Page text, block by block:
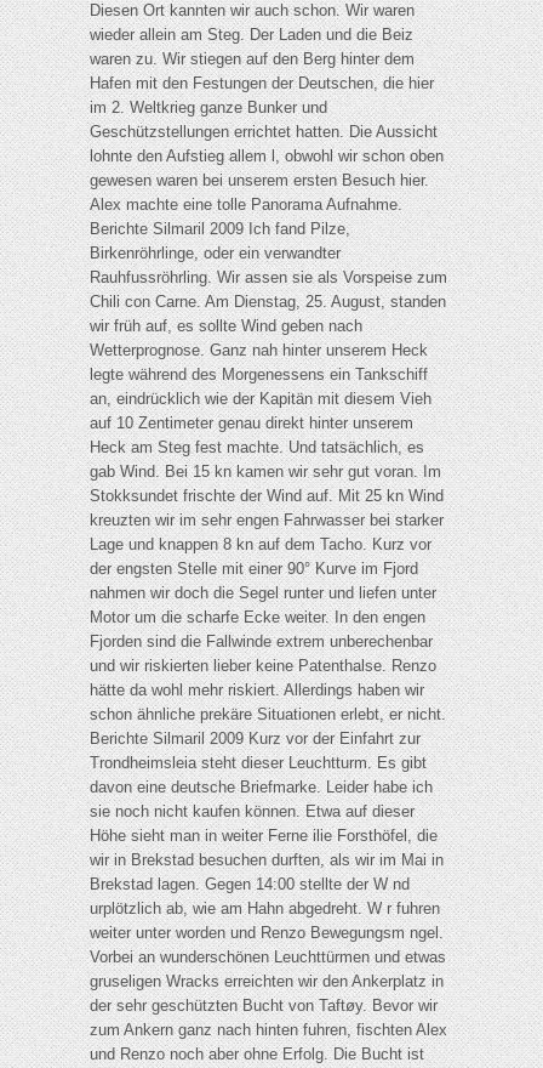
Diesen Ort kannten wir auch schon. Wir waren
wieder allein am Steg. Der Laden und die Beiz
waren zu. Wir stiegen auf den Berg hinter dem
Hafen mit den Festungen der Deutschen, die hier
im 2. Weltkrieg ganze Bunker und
Geschützstellungen errichtet hatten. Die Aussicht
lohnte den Aufstieg allem l, obwohl wir schon oben
gewesen waren bei unserem ersten Besuch hier.
Alex machte eine tolle Panorama Aufnahme.
Berichte Silmaril 2009 Ich fand Pilze,
Birkenröhrlinge, oder ein verwandter
Rauhfussröhrling. Wir assen sie als Vorspeise zum
Chili con Carne. Am Dienstag, 25. August, standen
wir früh auf, es sollte Wind geben nach
Wetterprognose. Ganz nah hinter unserem Heck
legte während des Morgenessens ein Tankschiff
an, eindrücklich wie der Kapitän mit diesem Vieh
auf 10 Zentimeter genau direkt hinter unserem
Heck am Steg fest machte. Und tatsächlich, es
gab Wind. Bei 15 kn kamen wir sehr gut voran. Im
Stokksundet frischte der Wind auf. Mit 25 kn Wind
kreuzten wir im sehr engen Fahrwasser bei starker
Lage und knappen 8 kn auf dem Tacho. Kurz vor
der engsten Stelle mit einer 90° Kurve im Fjord
nahmen wir doch die Segel runter und liefen unter
Motor um die scharfe Ecke weiter. In den engen
Fjorden sind die Fallwinde extrem unberechenbar
und wir riskierten lieber keine Patenthalse. Renzo
hätte da wohl mehr riskiert. Allerdings haben wir
schon ähnliche prekäre Situationen erlebt, er nicht.
Berichte Silmaril 2009 Kurz vor der Einfahrt zur
Trondheimsleia steht dieser Leuchtturm. Es gibt
davon eine deutsche Briefmarke. Leider habe ich
sie noch nicht kaufen können. Etwa auf dieser
Höhe sieht man in weiter Ferne ilie Forsthöfel, die
wir in Brekstad besuchen durften, als wir im Mai in
Brekstad lagen. Gegen 14:00 stellte der W nd
urplötzlich ab, wie am Hahn abgedreht. W r fuhren
weiter unter worden und Renzo Bewegungsm ngel.
Vorbei an wunderschönen Leuchttürmen und etwas
gruseligen Wracks erreichten wir den Ankerplatz in
der sehr geschützten Bucht von Taftøy. Bevor wir
zum Ankern ganz nach hinten fuhren, fischten Alex
und Renzo noch aber ohne Erfolg. Die Bucht ist